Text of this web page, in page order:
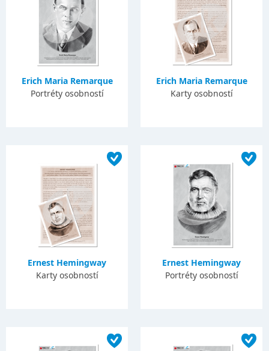
Erich Maria Remarque
Portréty osobností
Erich Maria Remarque
Karty osobností
Ernest Hemingway
Karty osobností
Ernest Hemingway
Portréty osobností